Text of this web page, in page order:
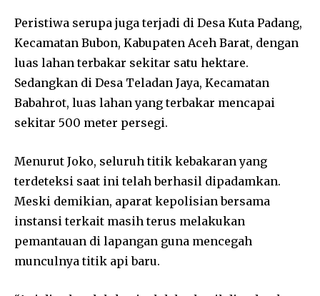
Peristiwa serupa juga terjadi di Desa Kuta Padang,
Kecamatan Bubon, Kabupaten Aceh Barat, dengan
luas lahan terbakar sekitar satu hektare.
Sedangkan di Desa Teladan Jaya, Kecamatan
Babahrot, luas lahan yang terbakar mencapai
sekitar 500 meter persegi.
Menurut Joko, seluruh titik kebakaran yang
terdeteksi saat ini telah berhasil dipadamkan.
Meski demikian, aparat kepolisian bersama
instansi terkait masih terus melakukan
pemantauan di lapangan guna mencegah
munculnya titik api baru.